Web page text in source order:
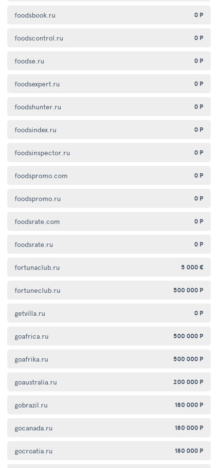
foodsbook.ru 0 Р
foodscontrol.ru 0 Р
foodse.ru 0 Р
foodsexpert.ru 0 Р
foodshunter.ru 0 Р
foodsindex.ru 0 Р
foodsinspector.ru 0 Р
foodspromo.com 0 Р
foodspromo.ru 0 Р
foodsrate.com 0 Р
foodsrate.ru 0 Р
fortunaclub.ru 5 000 €
fortuneclub.ru 500 000 Р
getvilla.ru 0 Р
goafrica.ru 500 000 Р
goafrika.ru 500 000 Р
goaustralia.ru 200 000 Р
gobrazil.ru 180 000 Р
gocanada.ru 180 000 Р
gocroatia.ru 180 000 Р